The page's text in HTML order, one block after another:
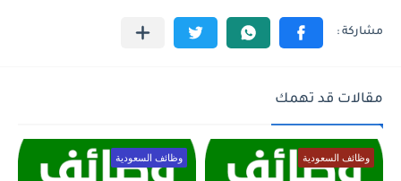
مقالات قد تهمك
وظائف السعودية وظائف السعودية